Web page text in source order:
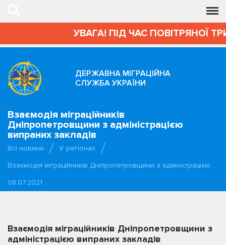
УВАГА! ПІД ЧАС ПОВІТРЯНОЇ
ДЕРЖАВНА МІГРАЦІЙНА
СЛУЖБА УКРАЇНИ
Взаємодія міграційників
Дніпропетровщини з адміністрацією
випраних закладів
Всі новини
У регіонах
Взаємодія міграційників Дніпропетровщини з адміністрацією…
08.07.2021
Взаємодія міграційників Дніпропетровщини з
адміністрацією випраних закладів